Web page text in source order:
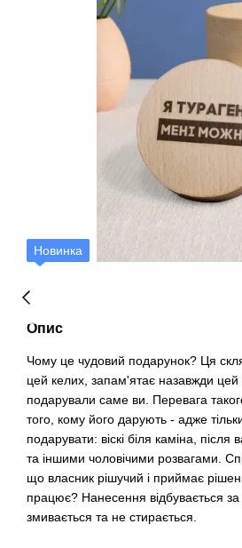
Новинка
Опис
Чому це чудовий подарунок? Ця
цей келих, запам'ятає назавжди
подарували саме ви. Перевага
того, кому його дарують - адже
подарувати: віскі біля каміна,
та іншими чоловічими розвагами.
що власник рішучий і приймає
працює? Нанесення відбувається
змивається та не стирається.